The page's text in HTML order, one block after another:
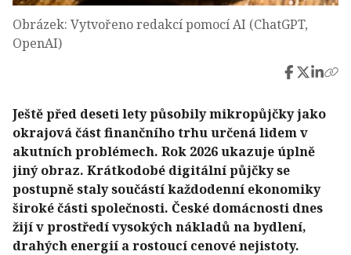
Obrázek: Vytvořeno redakcí pomocí AI (ChatGPT,
OpenAI)
Ještě před deseti lety působily mikropůjčky jako
okrajová část finančního trhu určená lidem v
akutních problémech. Rok 2026 ukazuje úplně
jiný obraz. Krátkodobé digitální půjčky se
postupně staly součástí každodenní ekonomiky
široké části společnosti. České domácnosti dnes
žijí v prostředí vysokých nákladů na bydlení,
drahých energií a rostoucí cenové nejistoty.